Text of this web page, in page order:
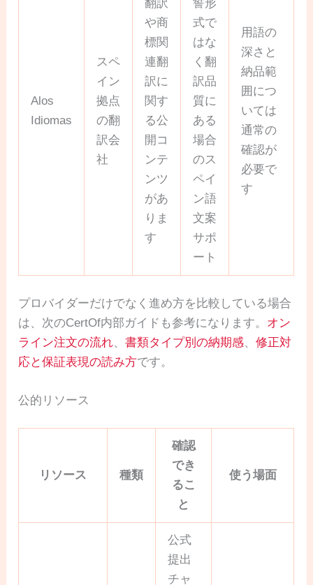
Alos
Idiomas
スペ
イン
拠点
の翻
訳会
社
翻訳
や商
標関
連翻
訳に
関す
る公
開コ
ンテ
ンツ
があ
りま
す
誓形
式で
はな
く翻
訳品
質に
ある
場合
のス
ペイ
ン語
文案
サポ
ート
用語の
深さと
納品範
囲につ
いては
通常の
確認が
必要で
す
プロバイダーだけでなく進め方を比較している場合
は、次のCertOf内部ガイドも参考になります。 オン
ライン注文の流れ 、書類タイプ別の納期感 、修正対
応と保証表現の読み方です。
公的リソース
リソース 種類
確認
でき
るこ
と
使う場面
公式
提出
チャ